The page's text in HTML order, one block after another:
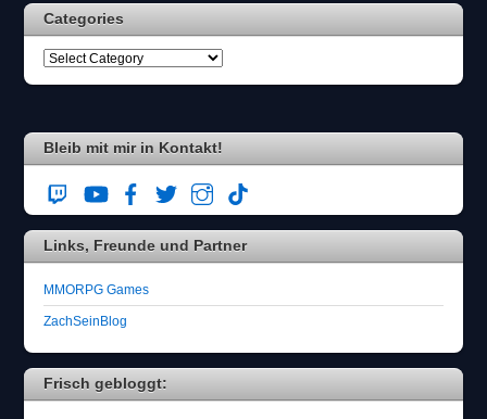
Categories
Bleib mit mir in Kontakt!
Links, Freunde und Partner
MMORPG Games
ZachSeinBlog
Frisch gebloggt: